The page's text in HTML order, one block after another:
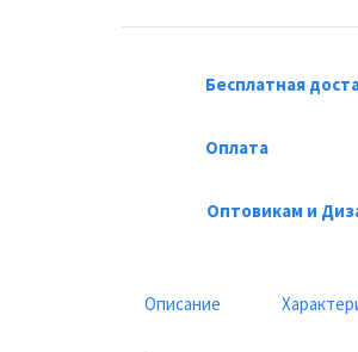
Бесплатная
Оплата
Оптовикам и
Описание